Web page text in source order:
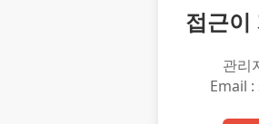
접근이
관리
Email